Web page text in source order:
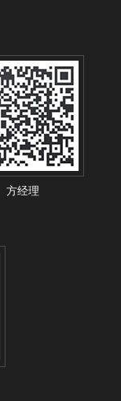
方经理